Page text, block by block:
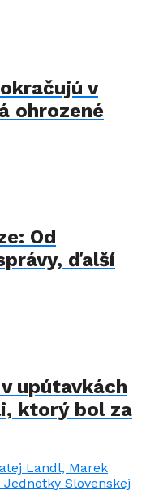
v
ohrozené
Od
ďalší
upútavkách
ktorý bol za